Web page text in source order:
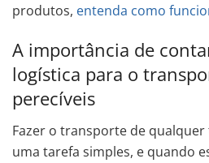
produtos, entenda como
A importância de
logística para o
perecíveis
Fazer o transporte de
uma tarefa simples, e quando